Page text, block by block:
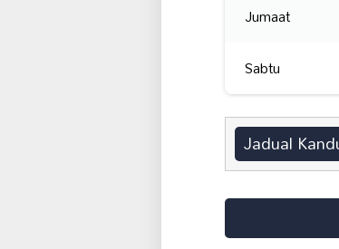
Jumaat
Sabtu
Jadual